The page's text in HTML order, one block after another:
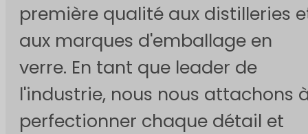
première qualité aux distilleries
aux marques d'emballage en
verre. En tant que leader de
l'industrie, nous nous attachons
perfectionner chaque détail et